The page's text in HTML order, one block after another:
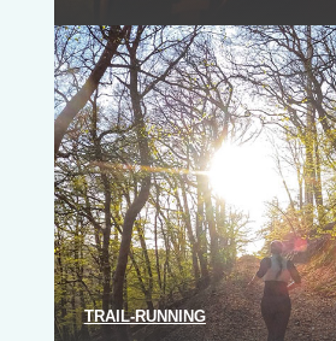
TRAIL-RUN­NING